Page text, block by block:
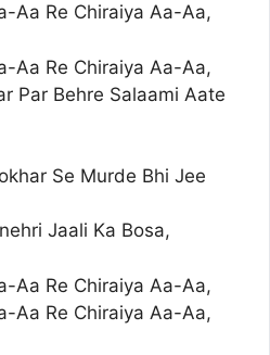
Aa Re Chiraiya Aa-Aa,
Aa Re Chiraiya Aa-Aa,
Par Behre Salaami Aate
Se Murde Bhi Jee
Jaali Ka Bosa,
Aa Re Chiraiya Aa-Aa,
Aa Re Chiraiya Aa-Aa,